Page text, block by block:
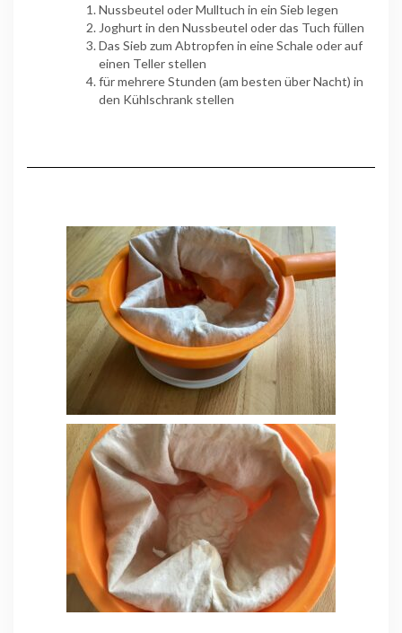
Nussbeutel oder Mulltuch in ein Sieb legen
Joghurt in den Nussbeutel oder das Tuch füllen
Das Sieb zum Abtropfen in eine Schale oder auf
einen Teller stellen
für mehrere Stunden (am besten über Nacht) in
den Kühlschrank stellen